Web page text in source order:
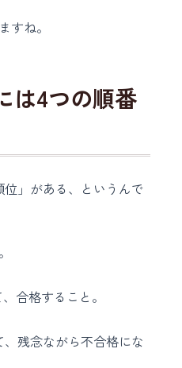
すね。
は4つの順番
」がある、というんで
合格すること。
残念ながら不合格にな